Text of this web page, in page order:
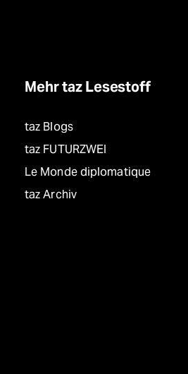
Mehr taz Lesestoff
taz Blogs
taz FUTURZWEI
Le Monde diplomatique
taz Archiv